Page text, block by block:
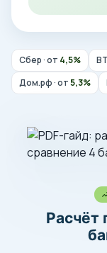
Сбер · от 4,5%
Дом.рф · от5,3%
Расчёт